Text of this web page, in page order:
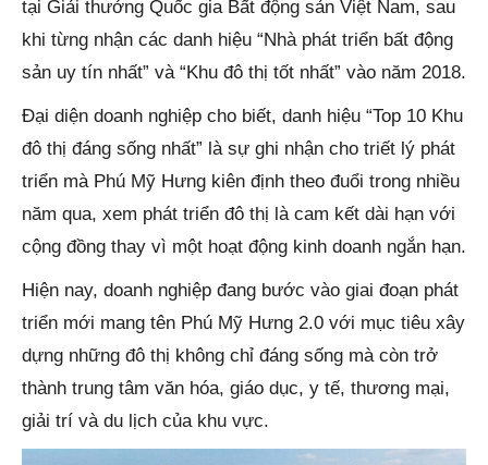
tại Giải thưởng Quốc gia Bất động sản Việt Nam, sau
khi từng nhận các danh hiệu “Nhà phát triển bất động
sản uy tín nhất” và “Khu đô thị tốt nhất” vào năm 2018.
Đại diện doanh nghiệp cho biết, danh hiệu “Top 10 Khu
đô thị đáng sống nhất” là sự ghi nhận cho triết lý phát
triển mà Phú Mỹ Hưng kiên định theo đuổi trong nhiều
năm qua, xem phát triển đô thị là cam kết dài hạn với
cộng đồng thay vì một hoạt động kinh doanh ngắn hạn.
Hiện nay, doanh nghiệp đang bước vào giai đoạn phát
triển mới mang tên Phú Mỹ Hưng 2.0 với mục tiêu xây
dựng những đô thị không chỉ đáng sống mà còn trở
thành trung tâm văn hóa, giáo dục, y tế, thương mại,
giải trí và du lịch của khu vực.